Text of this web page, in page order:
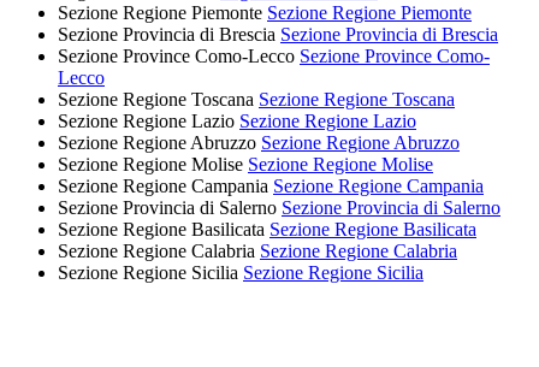
Sezione Regione Piemonte Sezione Regione Piemonte
Sezione Provincia di Brescia Sezione Provincia di Brescia
Sezione Province Como-Lecco Sezione Province Como-
Lecco
Sezione Regione Toscana Sezione Regione Toscana
Sezione Regione Lazio Sezione Regione Lazio
Sezione Regione Abruzzo Sezione Regione Abruzzo
Sezione Regione Molise Sezione Regione Molise
Sezione Regione Campania Sezione Regione Campania
Sezione Provincia di Salerno Sezione Provincia di Salerno
Sezione Regione Basilicata Sezione Regione Basilicata
Sezione Regione Calabria Sezione Regione Calabria
Sezione Regione Sicilia Sezione Regione Sicilia